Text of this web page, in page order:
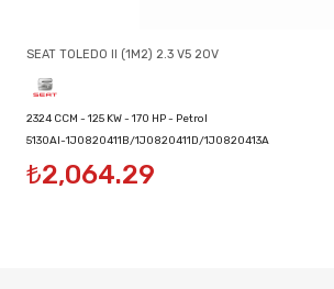
SEAT TOLEDO II (1M2) 2.3 V5 20V
2324 CCM - 125 KW - 170 HP - Petrol
5130AI-1J0820411B/1J0820411D/1J0820413A
₺2,064.29